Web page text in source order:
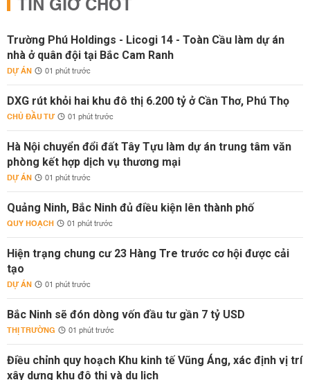
Trường Phú Holdings - Licogi 14 - Toàn Cầu làm dự án
nhà ở quân đội tại Bắc Cam Ranh
DỰ ÁN 01 phút trước
DXG rút khỏi hai khu đô thị 6.200 tỷ ở Cần Thơ, Phú Thọ
CHỦ ĐẦU TƯ 01 phút trước
Hà Nội chuyển đổi đất Tây Tựu làm dự án trung tâm văn
phòng kết hợp dịch vụ thương mại
DỰ ÁN 01 phút trước
Quảng Ninh, Bắc Ninh đủ điều kiện lên thành phố
QUY HOẠCH 01 phút trước
Hiện trạng chung cư 23 Hàng Tre trước cơ hội được cải
tạo
DỰ ÁN 01 phút trước
Bắc Ninh sẽ đón dòng vốn đầu tư gần 7 tỷ USD
THỊ TRƯỜNG 01 phút trước
Điều chỉnh quy hoạch Khu kinh tế Vũng Áng, xác định vị trí
xây dựng khu đô thị và du lịch